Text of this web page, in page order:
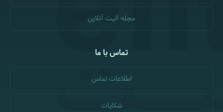
مجله الیت آنلاین
تماس با ما
اطلاعات تماس
شکایات